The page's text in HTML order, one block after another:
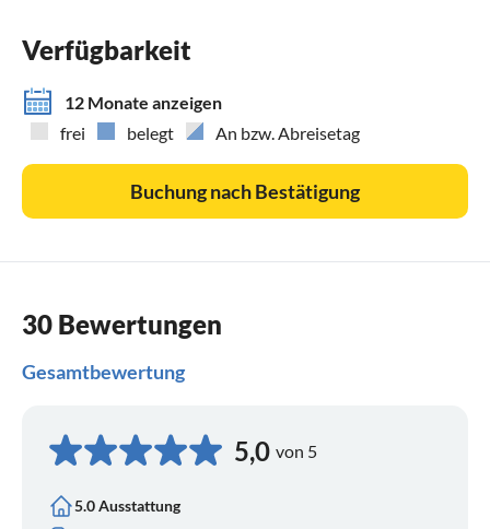
Verfügbarkeit
12 Monate anzeigen
frei
belegt An bzw. Abreisetag
Buchung nach Bestätigung
30 Bewertungen
Gesamtbewertung
5,0 von 5
5.0 Ausstattung